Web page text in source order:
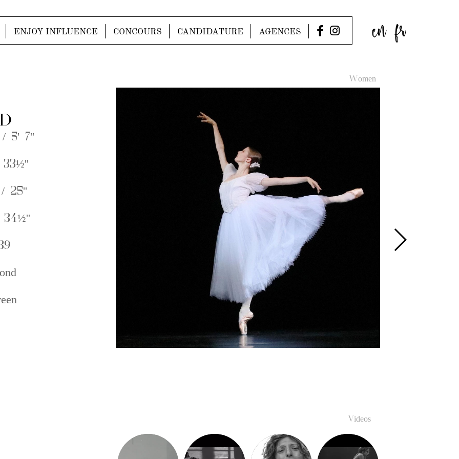
ENJOY INFLUENCE CONCOURS CANDIDATURE AGENCES en fr
Women
/ 5' 7''
25''
Videos